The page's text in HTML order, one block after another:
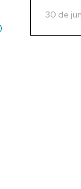
30 de